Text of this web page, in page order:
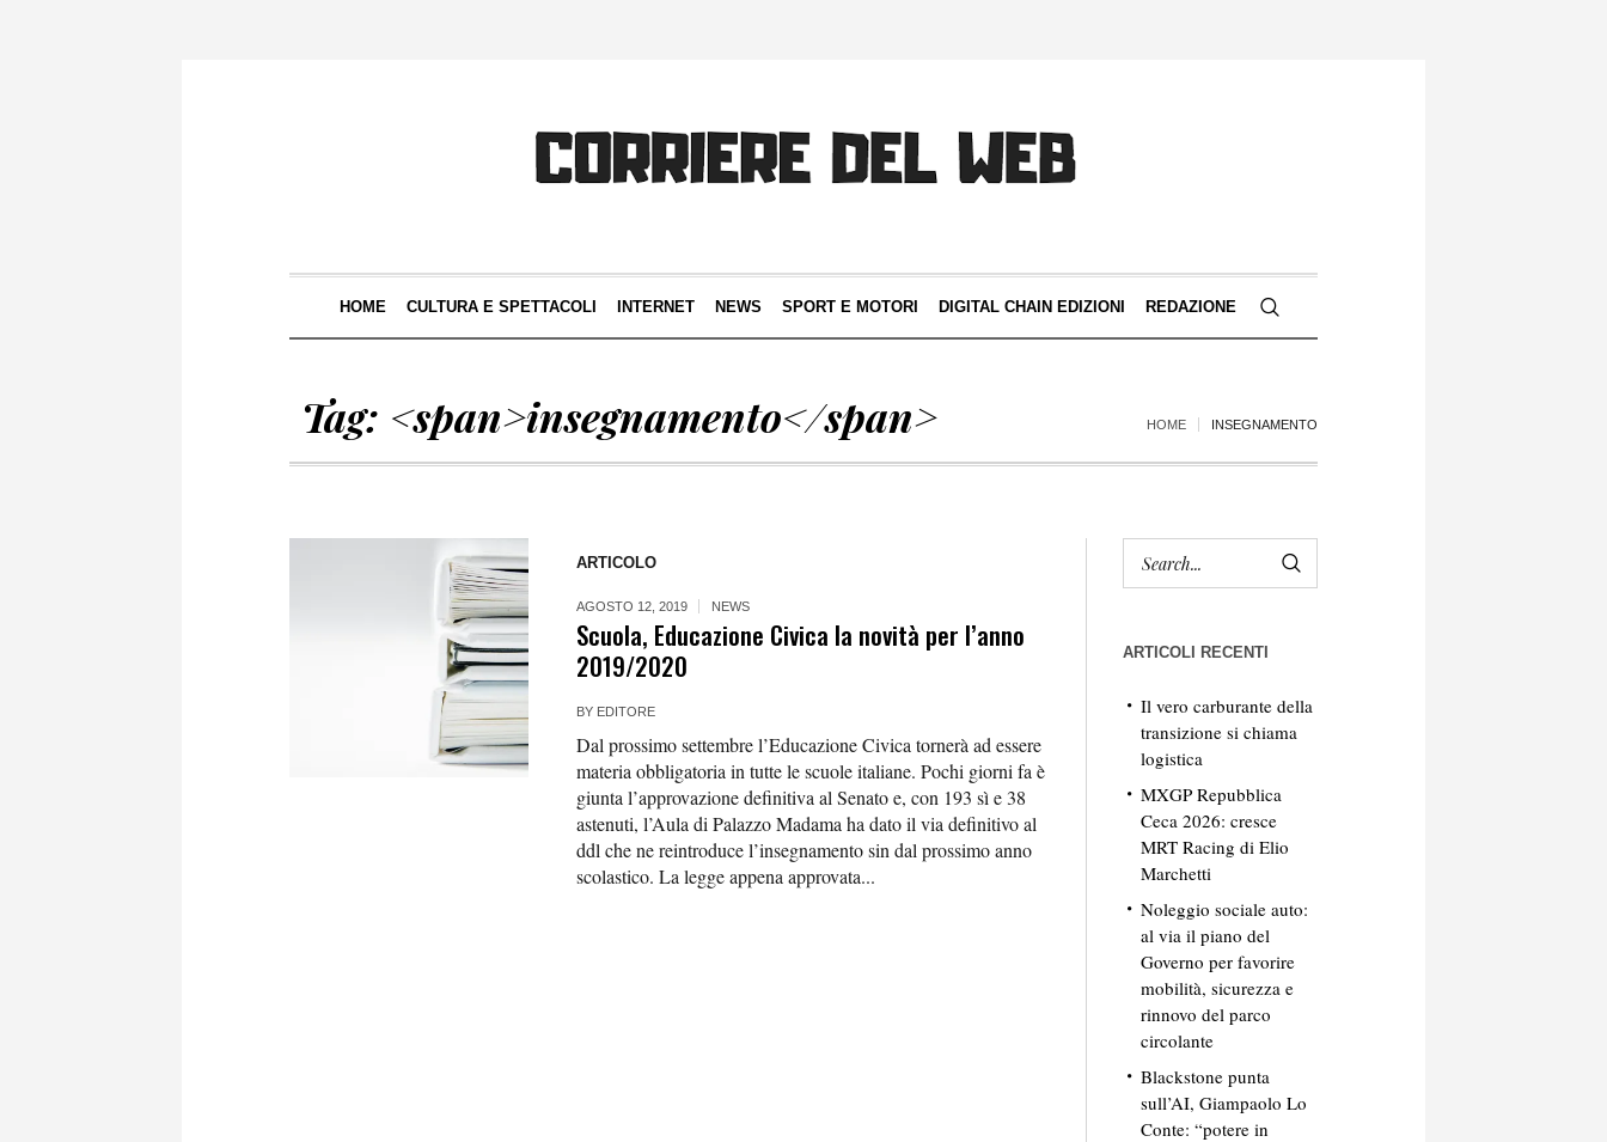
HOME CULTURA E SPETTACOLI INTERNET NEWS SPORT E MOTORI DIGITAL CHAIN EDIZIONI REDAZIONE
Tag: <span>insegnamento</span> HOME INSEGNAMENTO
ARTICOLO
AGOSTO 12, 2019 NEWS
Scuola, Educazione Civica la novità per l’anno
2019/2020
BY EDITORE
Dal prossimo settembre l’Educazione Civica tornerà ad essere
materia obbligatoria in tutte le scuole italiane. Pochi giorni fa è
giunta l’approvazione definitiva al Senato e, con 193 sì e 38
astenuti, l’Aula di Palazzo Madama ha dato il via definitivo al
ddl che ne reintroduce l’insegnamento sin dal prossimo anno
scolastico. La legge appena approvata...
ARTICOLI RECENTI
Il vero carburante della
transizione si chiama
logistica
MXGP Repubblica
Ceca 2026: cresce
MRT Racing di Elio
Marchetti
Noleggio sociale auto:
al via il piano del
Governo per favorire
mobilità, sicurezza e
rinnovo del parco
circolante
Blackstone punta
sull’AI, Giampaolo Lo
Conte: “potere in